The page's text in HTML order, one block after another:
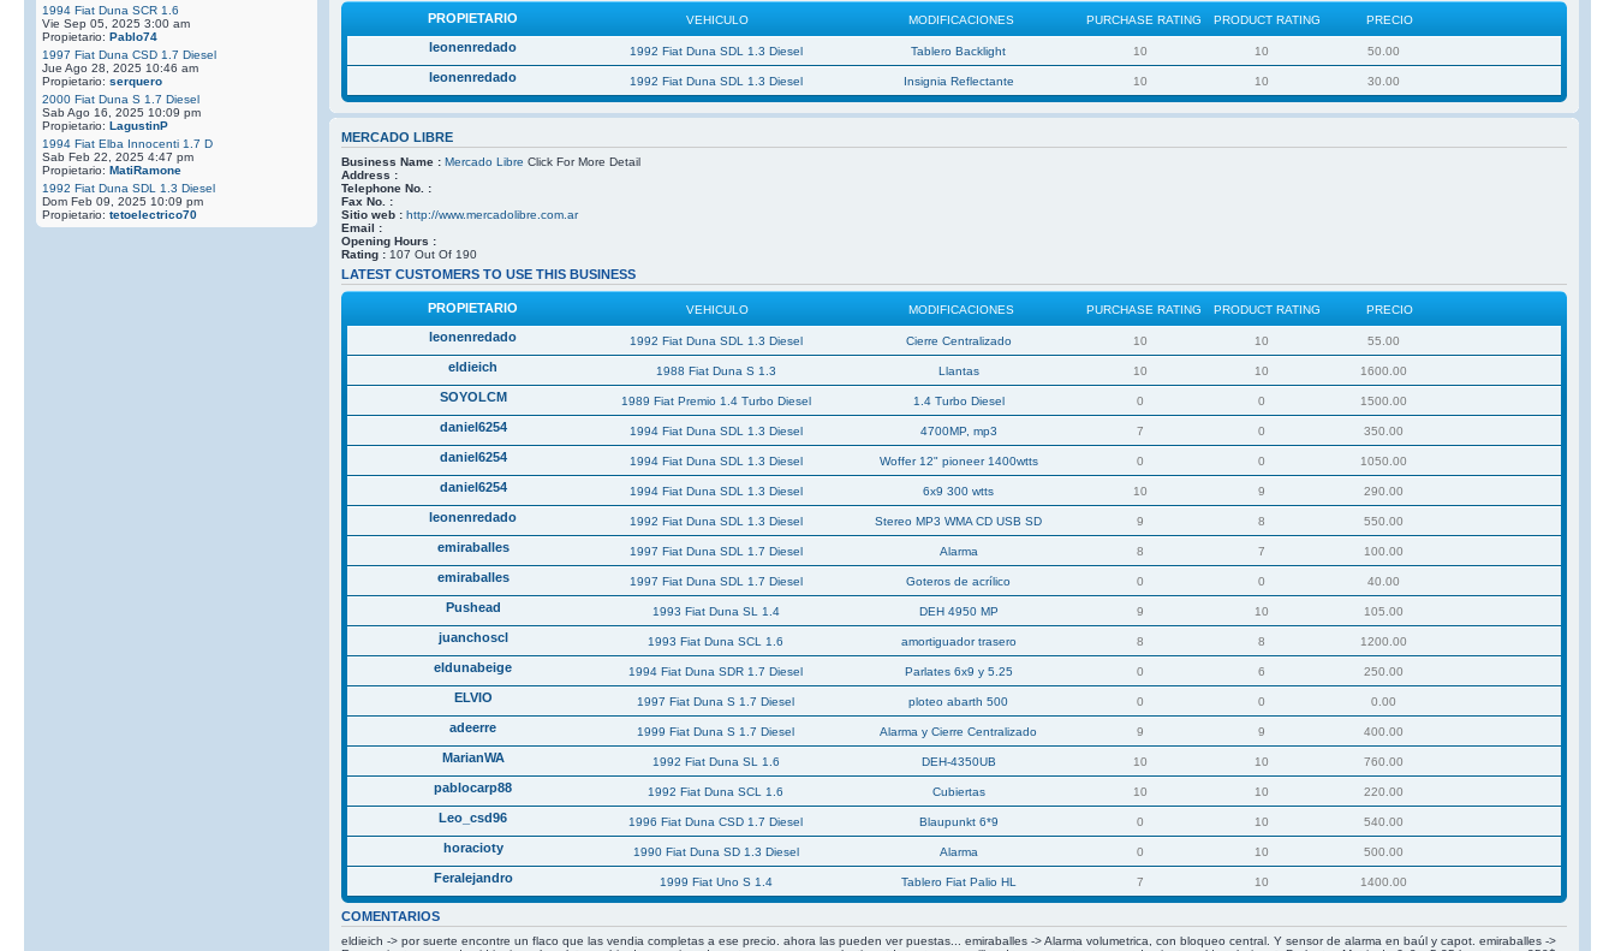
1994 Fiat Duna SCR 1.6
Vie Sep 05, 2025 3:00 am
Propietario: Pablo74
1997 Fiat Duna CSD 1.7 Diesel
Jue Ago 28, 2025 10:46 am
Propietario: serquero
2000 Fiat Duna S 1.7 Diesel
Sab Ago 16, 2025 10:09 pm
Propietario: LagustinP
1994 Fiat Elba Innocenti 1.7 D
Sab Feb 22, 2025 4:47 pm
Propietario: MatiRamone
1992 Fiat Duna SDL 1.3 Diesel
Dom Feb 09, 2025 10:09 pm
Propietario: tetoelectrico70
PROPIETARIO VEHICULO MODIFICACIONES PURCHASE RATING PRODUCT RATING PRECIO
leonenredado 1992 Fiat Duna SDL 1.3 Diesel Tablero Backlight 10 10 50.00
leonenredado 1992 Fiat Duna SDL 1.3 Diesel Insignia Reflectante 10 10 30.00
MERCADO LIBRE
Business Name : Mercado Libre Click For More Detail
Address :
Telephone No. :
Fax No. :
Sitio web : http://www.mercadolibre.com.ar
Email :
Opening Hours :
Rating : 107 Out Of 190
LATEST CUSTOMERS TO USE THIS BUSINESS
PROPIETARIO VEHICULO MODIFICACIONES PURCHASE RATING PRODUCT RATING PRECIO
leonenredado 1992 Fiat Duna SDL 1.3 Diesel Cierre Centralizado 10 10 55.00
eldieich 1988 Fiat Duna S 1.3 Llantas 10 10 1600.00
SOYOLCM 1989 Fiat Premio 1.4 Turbo Diesel 1.4 Turbo Diesel 0 0 1500.00
daniel6254 1994 Fiat Duna SDL 1.3 Diesel 4700MP, mp3 7 0 350.00
daniel6254 1994 Fiat Duna SDL 1.3 Diesel Woffer 12" pioneer 1400wtts 0 0 1050.00
daniel6254 1994 Fiat Duna SDL 1.3 Diesel 6x9 300 wtts 10 9 290.00
leonenredado 1992 Fiat Duna SDL 1.3 Diesel Stereo MP3 WMA CD USB SD 9 8 550.00
emiraballes 1997 Fiat Duna SDL 1.7 Diesel Alarma 8 7 100.00
emiraballes 1997 Fiat Duna SDL 1.7 Diesel Goteros de acrílico 0 0 40.00
Pushead 1993 Fiat Duna SL 1.4 DEH 4950 MP 9 10 105.00
juanchoscl 1993 Fiat Duna SCL 1.6 amortiguador trasero 8 8 1200.00
eldunabeige 1994 Fiat Duna SDR 1.7 Diesel Parlates 6x9 y 5.25 0 6 250.00
ELVIO 1997 Fiat Duna S 1.7 Diesel ploteo abarth 500 0 0 0.00
adeerre 1999 Fiat Duna S 1.7 Diesel Alarma y Cierre Centralizado 9 9 400.00
MarianWA 1992 Fiat Duna SL 1.6 DEH-4350UB 10 10 760.00
pablocarp88 1992 Fiat Duna SCL 1.6 Cubiertas 10 10 220.00
Leo_csd96 1996 Fiat Duna CSD 1.7 Diesel Blaupunkt 6*9 0 10 540.00
horacioty 1990 Fiat Duna SD 1.3 Diesel Alarma 0 10 500.00
Feralejandro 1999 Fiat Uno S 1.4 Tablero Fiat Palio HL 7 10 1400.00
COMENTARIOS
eldieich -> por suerte encontre un flaco que las vendia completas a ese precio. ahora las pueden ver puestas... emiraballes -> Alarma volumetrica, con bloqueo central. Y sensor de alarma en baúl y capot. emiraballes ->